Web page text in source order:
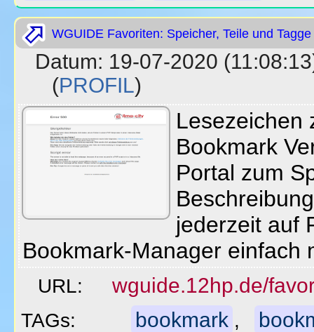
WGUIDE Favoriten: Speicher, Teile und
Datum: 19-07-2020
(PROFIL)
Lesezeichen
Bookmark
Portal zum
jederzeit auf
Bookmark-Manager einfach
URL: wguide.12hp.de/
TAGs: bookmark ,